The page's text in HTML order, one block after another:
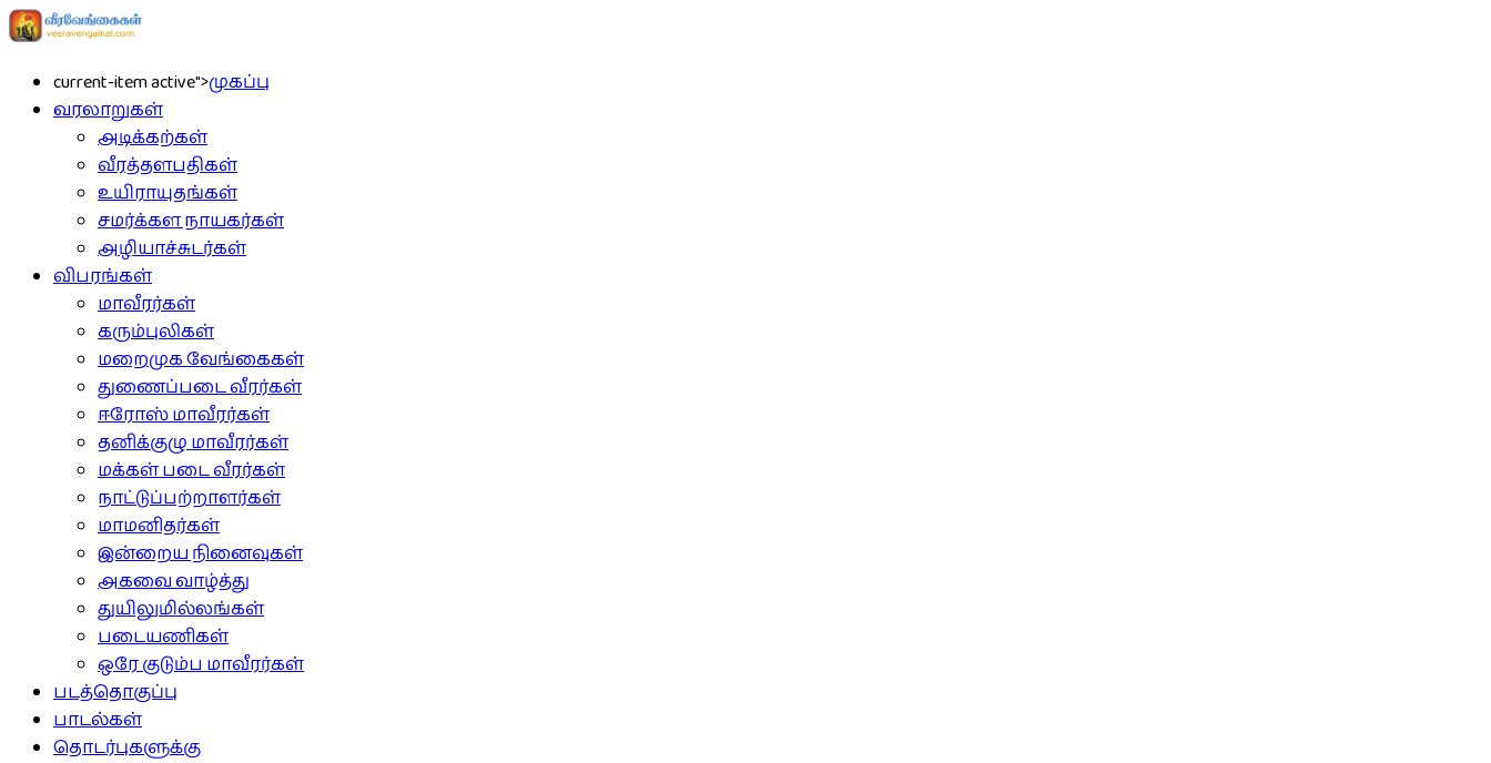
current-item active">முகப்பு
வரலாறுகள்
அடிக்கற்கள்
வீரத்தளபதிகள்
உயிராயுதங்கள்
சமர்க்கள நாயகர்கள்
அழியாச்சுடர்கள்
விபரங்கள்
மாவீரர்கள்
கரும்புலிகள்
மறைமுக வேங்கைகள்
துணைப்படை வீரர்கள்
ஈரோஸ் மாவீரர்கள்
தனிக்குழு மாவீரர்கள்
மக்கள் படை வீரர்கள்
நாட்டுப்பற்றாளர்கள்
மாமனிதர்கள்
இன்றைய நினைவுகள்
அகவை வாழ்த்து
துயிலுமில்லங்கள்
படையணிகள்
ஒரே குடும்ப மாவீரர்கள்
படத்தொகுப்பு
பாடல்கள்
தொடர்புகளுக்கு